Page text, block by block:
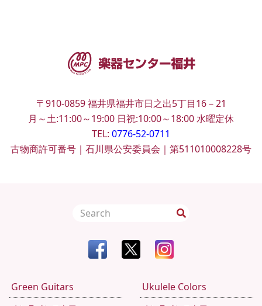
〒910-0859 福井県福井市日之出5丁目16－21
月～土:11:00～19:00 日祝:10:00～18:00水曜定休
TEL: 0776-52-0711
古物商許可番号｜石川県公安委員会｜第511010008228号
Green Guitars Ukulele Colors